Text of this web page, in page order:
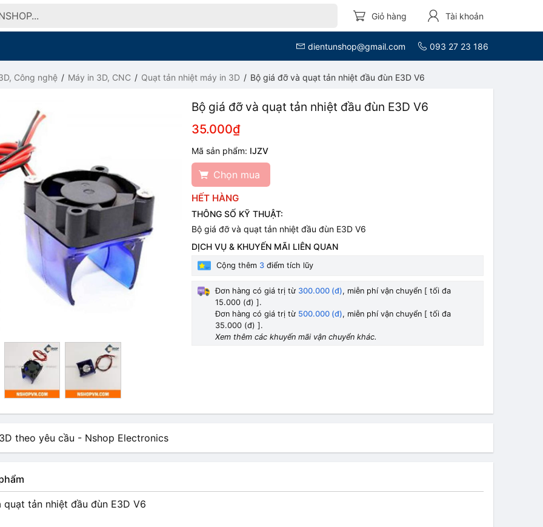
Giỏ hàng Tài khoản
dientunshop@gmail.com 093 27 23 186
Công nghệ Máy in 3D, CNC Quạt tản nhiệt máy in 3D Bộ giá đỡ và quạt tản nhiệt đầu đùn E3D V6
Bộ giá đỡ và quạt tản nhiệt đầu đùn E3D V6
35.000₫
Mã sản phẩm: IJZV
Chọn mua
HẾT HÀNG
THÔNG SỐ KỸ THUẬT:
Bộ giá đỡ và quạt tản nhiệt đầu đùn E3D V6
DỊCH VỤ & KHUYẾN MÃI LIÊN QUAN
Cộng thêm 3 điểm tích lũy
Đơn hàng có giá trị từ 300.000 (đ), miễn phí vận chuyển [ tối đa
15.000 (đ) ].
Đơn hàng có giá trị từ 500.000 (đ), miễn phí vận chuyển [ tối đa
35.000 (đ) ].
Xem thêm các khuyến mãi vận chuyển khác.
quạt tản nhiệt đầu đùn E3D V6